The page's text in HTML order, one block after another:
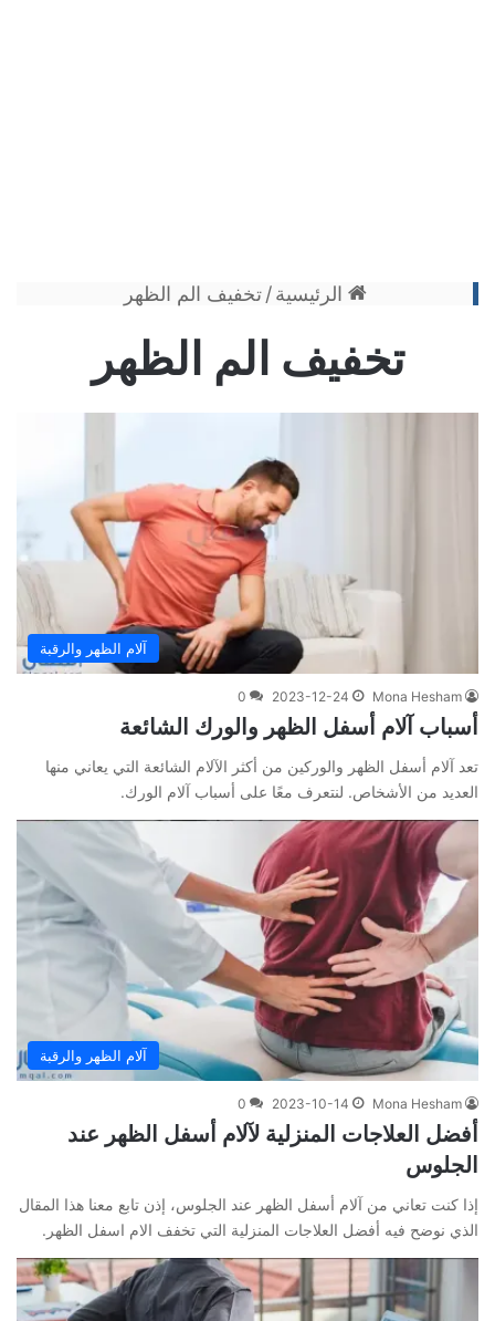
الرئيسية / تخفيف الم الظهر
تخفيف الم الظهر
آلام الظهر والرقبة
Mona Hesham
2023-12-24
0
أسباب آلام أسفل الظهر والورك الشائعة
تعد آلام أسفل الظهر والوركين من أكثر الآلام الشائعة التي يعاني منها
العديد من الأشخاص. لنتعرف معًا على أسباب آلام الورك.
آلام الظهر والرقبة
Mona Hesham
2023-10-14
0
أفضل العلاجات المنزلية لآلام أسفل الظهر عند
الجلوس
إذا كنت تعاني من آلام أسفل الظهر عند الجلوس، إذن تابع معنا هذا المقال
الذي نوضح فيه أفضل العلاجات المنزلية التي تخفف الام اسفل الظهر.